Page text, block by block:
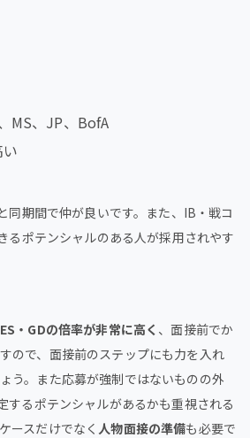
MS、JP、BofA
同期間で仲が良いです。また、IB・戦コ
るポテンシャルのある人が採用されやす
ES・GDの倍率が非常に高く 、面接前でか
ので、面接前のステップにも力を入れ
う。また応募が強制ではないものの外
するポテンシャルがあるかも重視される
ースだけでなく 人物面接の準備も必要で